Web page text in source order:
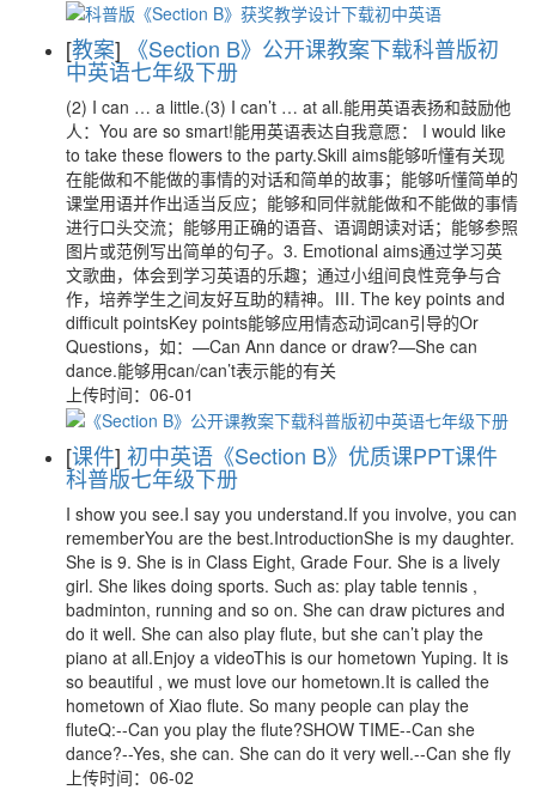
[教案] 《Section B》公开课教案下载科普版初
中英语七年级下册
(2) I can … a little.(3) I can’t … at all.能用英语表扬和鼓励他
人：You are so smart!能用英语表达自我意愿： I would like
to take these flowers to the party.Skill aims能够听懂有关现
在能做和不能做的事情的对话和简单的故事；能够听懂简单的
课堂用语并作出适当反应；能够和同伴就能做和不能做的事情
进行口头交流；能够用正确的语音、语调朗读对话；能够参照
图片或范例写出简单的句子。3. Emotional aims通过学习英
文歌曲，体会到学习英语的乐趣；通过小组间良性竞争与合
作，培养学生之间友好互助的精神。Ⅲ. The key points and
difficult pointsKey points能够应用情态动词can引导的Or
Questions，如：—Can Ann dance or draw?—She can
dance.能够用can/can’t表示能的有关
上传时间：06-01
[课件] 初中英语《Section B》优质课PPT课件
科普版七年级下册
I show you see.I say you understand.If you involve, you can
rememberYou are the best.IntroductionShe is my daughter.
She is 9. She is in Class Eight, Grade Four. She is a lively
girl. She likes doing sports. Such as: play table tennis ,
badminton, running and so on. She can draw pictures and
do it well. She can also play flute, but she can’t play the
piano at all.Enjoy a videoThis is our hometown Yuping. It is
so beautiful , we must love our hometown.It is called the
hometown of Xiao flute. So many people can play the
fluteQ:--Can you play the flute?SHOW TIME--Can she
dance?--Yes, she can. She can do it very well.--Can she fly
上传时间：06-02